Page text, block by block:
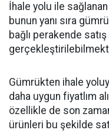
İhale yolu ile
bunun yanı sıra
bağlı perakende
Gümrükten ihale
daha uygun fiyatlım
özellikle de son
ürünleri bu şekilde